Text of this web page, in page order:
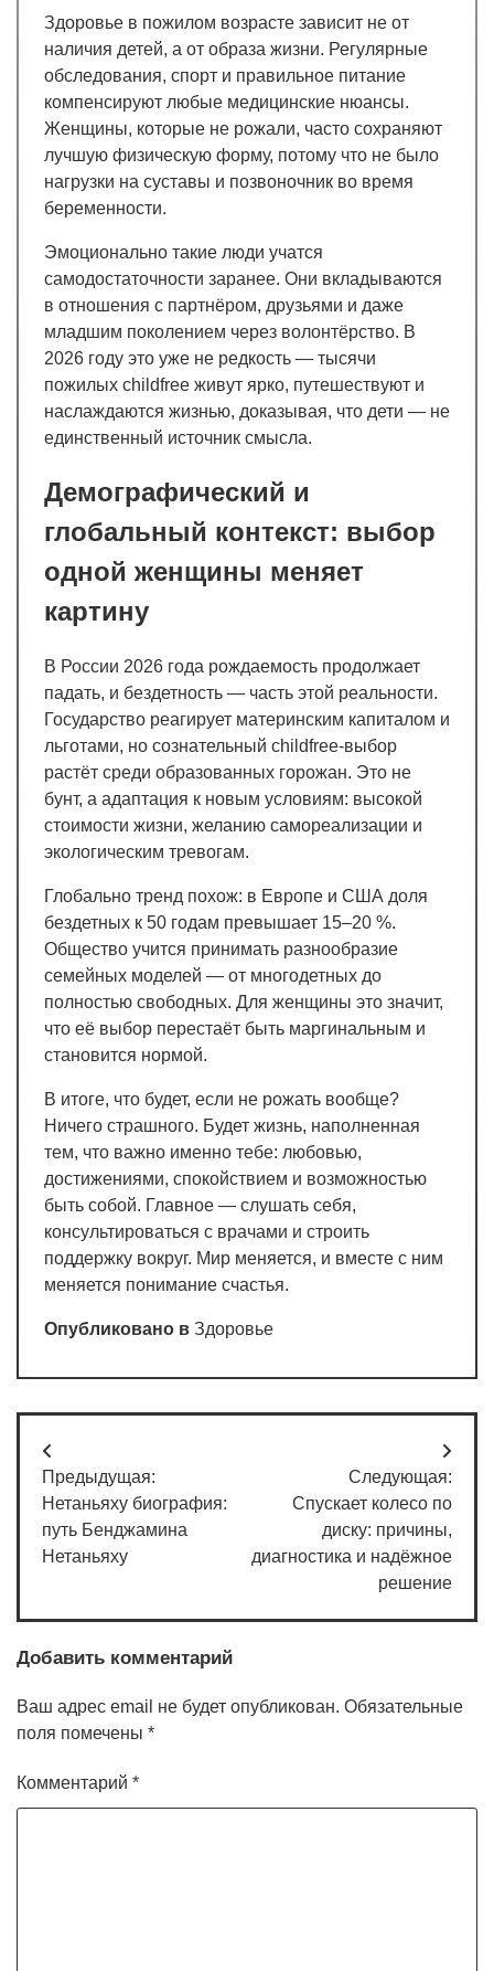
Здоровье в пожилом возрасте зависит не от
наличия детей, а от образа жизни. Регулярные
обследования, спорт и правильное питание
компенсируют любые медицинские нюансы.
Женщины, которые не рожали, часто сохраняют
лучшую физическую форму, потому что не было
нагрузки на суставы и позвоночник во время
беременности.
Эмоционально такие люди учатся
самодостаточности заранее. Они вкладываются
в отношения с партнёром, друзьями и даже
младшим поколением через волонтёрство. В
2026 году это уже не редкость — тысячи
пожилых childfree живут ярко, путешествуют и
наслаждаются жизнью, доказывая, что дети — не
единственный источник смысла.
Демографический и
глобальный контекст: выбор
одной женщины меняет
картину
В России 2026 года рождаемость продолжает
падать, и бездетность — часть этой реальности.
Государство реагирует материнским капиталом и
льготами, но сознательный childfree-выбор
растёт среди образованных горожан. Это не
бунт, а адаптация к новым условиям: высокой
стоимости жизни, желанию самореализации и
экологическим тревогам.
Глобально тренд похож: в Европе и США доля
бездетных к 50 годам превышает 15–20 %.
Общество учится принимать разнообразие
семейных моделей — от многодетных до
полностью свободных. Для женщины это значит,
что её выбор перестаёт быть маргинальным и
становится нормой.
В итоге, что будет, если не рожать вообще?
Ничего страшного. Будет жизнь, наполненная
тем, что важно именно тебе: любовью,
достижениями, спокойствием и возможностью
быть собой. Главное — слушать себя,
консультироваться с врачами и строить
поддержку вокруг. Мир меняется, и вместе с ним
меняется понимание счастья.
Опубликовано в Здоровье
Навигация
по
записям
Предыдущая:
Нетаньяху биография:
путь Бенджамина
Нетаньяху
Следующая:
Спускает колесо по
диску: причины,
диагностика и надёжное
решение
Добавить комментарий
Ваш адрес email не будет опубликован. Обязательные
поля помечены *
Комментарий *